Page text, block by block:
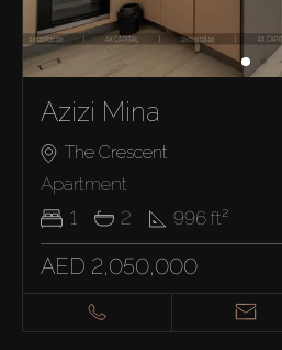
Azizi Mina
The Crescent
Apartment
1
2 996 ft²
AED 2,050,000